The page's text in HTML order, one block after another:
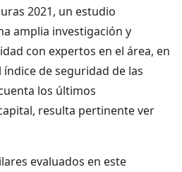
2021, un estudio
amplia investigación y
con expertos en el área, en
de seguridad de las
los últimos
resulta pertinente ver
evaluados en este